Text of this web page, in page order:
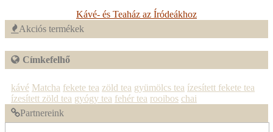
Kávé- és Teaház az Íródeákhoz
Akciós termékek
Címkefelhő
kávé Matcha fekete tea zöld tea gyümölcs tea ízesített fekete tea
ízesített zöld tea gyógy tea fehér tea rooibos chai
Partnereink